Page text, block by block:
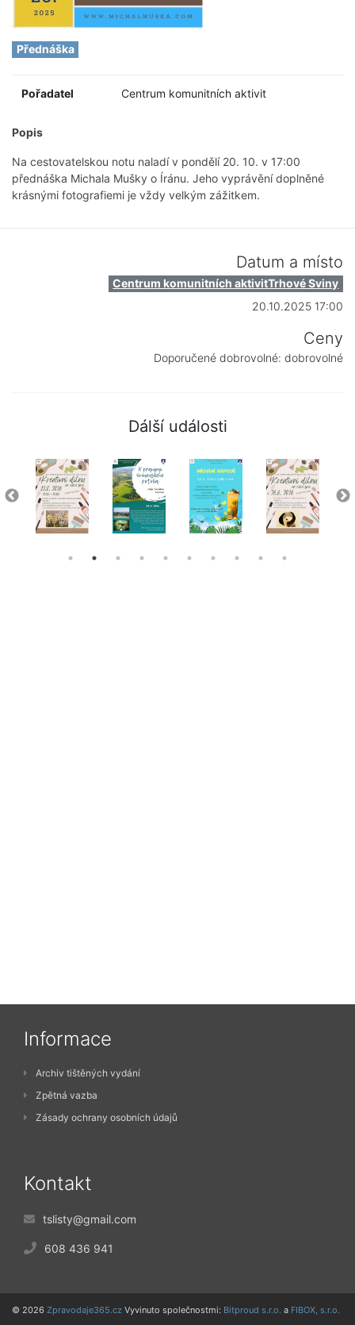
Přednáška
Pořadatel Centrum komunitních aktivit
Popis
Na cestovatelskou notu naladí v pondělí 20. 10. v 17:00
přednáška Michala Mušky o Íránu. Jeho vyprávění doplněné
krásnými fotografiemi je vždy velkým zážitkem.
Datum a místo
Centrum komunitních aktivitTrhové Sviny
20.10.2025 17:00
Ceny
Doporučené dobrovolné: dobrovolné
Dálší události
Informace
Archiv tištěných vydání
Zpětná vazba
Zásady ochrany osobních údajů
Kontakt
tslisty@gmail.com
608 436 941
© 2026 Zpravodaje365.cz Vyvinuto společnostmi: Bitproud s.r.o. a FIBOX, s.r.o.